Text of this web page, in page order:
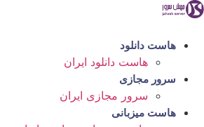
پرش
محتوا
هاست دانلود
هاست دانلود ایران
سرور مجازی
سرور مجازی ایران
هاست میزبانی